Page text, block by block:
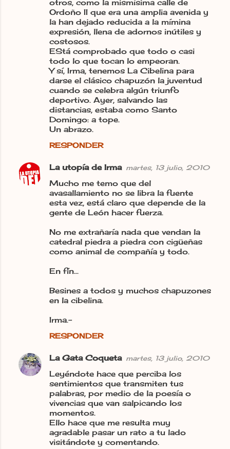
otros, como la mismísima calle de
Ordoño II que era una amplia avenida y
la han dejado reducida a la mímina
expresión, llena de adornos inútiles y
costosos.
EStá comprobado que todo o casi
todo lo que tocan lo empeoran.
Y sí, Irma, tenemos La Cibelina para
darse el clásico chapuzón la juventud
cuando se celebra algún triunfo
deportivo. Ayer, salvando las
distancias, estaba como Santo
Domingo: a tope.
Un abrazo.
RESPONDER
La utopía de Irma martes, 13 julio, 2010
Mucho me temo que del
avasallamiento no se libra la fuente
esta vez, está claro que depende de la
gente de León hacer fuerza.
No me extrañaría nada que vendan la
catedral piedra a piedra con cigüeñas
como animal de compañía y todo.
En fín...
Besines a todos y muchos chapuzones
en la cibelina.
Irma.-
RESPONDER
La Gata Coqueta martes, 13 julio, 2010
Leyéndote hace que perciba los
sentimientos que transmiten tus
palabras, por medio de la poesía o
vivencias que van salpicando los
momentos.
Ello hace que me resulta muy
agradable pasar un rato a tu lado
visitándote y comentando.